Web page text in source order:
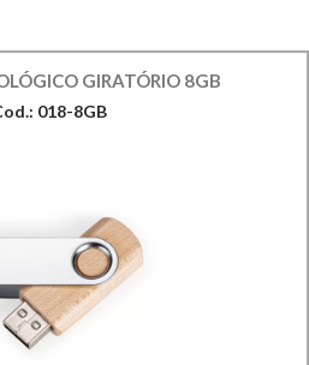
GIRATÓRIO 8GB
018-8GB